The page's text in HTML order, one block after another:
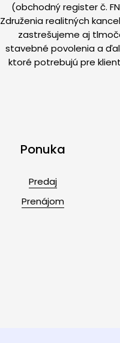
(obchodný register č.
Združenia realitných
zastrešujeme aj
stavebné povolenia a
ktoré potrebujú pre
Ponuka
Predaj
Prenájom